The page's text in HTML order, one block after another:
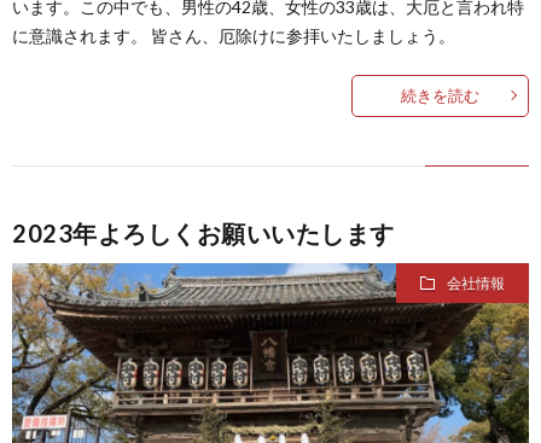
います。この中でも、男性の42歳、女性の33歳は、大厄と言われ特
に意識されます。 皆さん、厄除けに参拝いたしましょう。
続きを読む
2023年よろしくお願いいたします
会社情報